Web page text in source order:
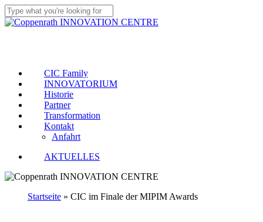
Skip
to
Close
CIC Family
INNOVATORIUM
Historie
Partner
Transformation
Kontakt
Anfahrt
AKTUELLES
Startseite» CIC im Finale der MIPIM Awards